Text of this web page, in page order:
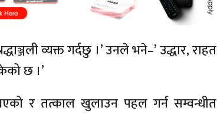
व्यक्त गर्दछु ।’ उनले भने–’उद्धार,राहत
छ ।’
र तत्काल खुलाउन पहल गर्नसम्वन्धीत